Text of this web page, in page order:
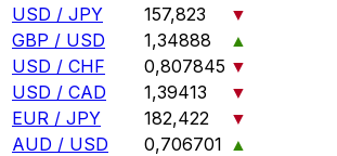
USD / JPY
157,823
▼
GBP / USD
1,34888
▲
USD / CHF
0,807845 ▼
USD / CAD
1,39413
▼
EUR / JPY
182,422
▼
AUD / USD
0,706701 ▲